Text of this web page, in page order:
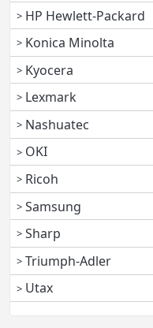
HP Hewlett-Packard
Konica Minolta
Kyocera
Lexmark
Nashuatec
OKI
Ricoh
Samsung
Sharp
Triumph-Adler
Utax